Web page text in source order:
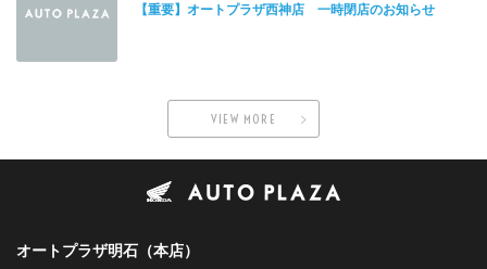
【重要】オートプラザ西神店 一時閉店のお知らせ
VIEW MORE
オートプラザ明石（本店）